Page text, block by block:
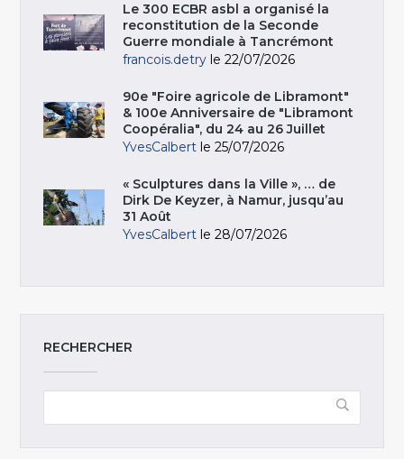
Le 300 ECBR asbl a organisé la
reconstitution de la Seconde
Guerre mondiale à Tancrémont
francois.detry le 22/07/2026
90e "Foire agricole de Libramont"
& 100e Anniversaire de "Libramont
Coopéralia", du 24 au 26 Juillet
YvesCalbert le 25/07/2026
« Sculptures dans la Ville », … de
Dirk De Keyzer, à Namur, jusqu’au
31 Août
YvesCalbert le 28/07/2026
RECHERCHER